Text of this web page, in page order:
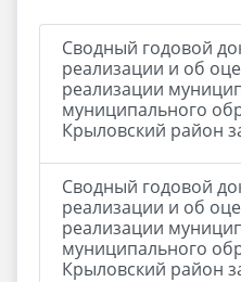
Сводный годовой
реализации и об
реализации
муниципального
Крыловский район
Сводный годовой
реализации и об
реализации
муниципального
Крыловский район